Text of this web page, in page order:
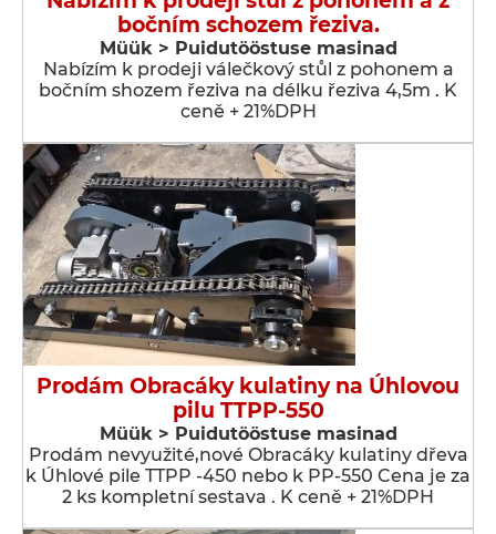
bočním schozem řeziva.
Müük > Puidutööstuse masinad
Nabízím k prodeji válečkový stůl z pohonem a
bočním shozem řeziva na délku řeziva 4,5m . K
ceně + 21%DPH
Prodám Obracáky kulatiny na Úhlovou
pilu TTPP-550
Müük > Puidutööstuse masinad
Prodám nevyužité,nové Obracáky kulatiny dřeva
k Úhlové pile TTPP -450 nebo k PP-550 Cena je za
2 ks kompletní sestava . K ceně + 21%DPH